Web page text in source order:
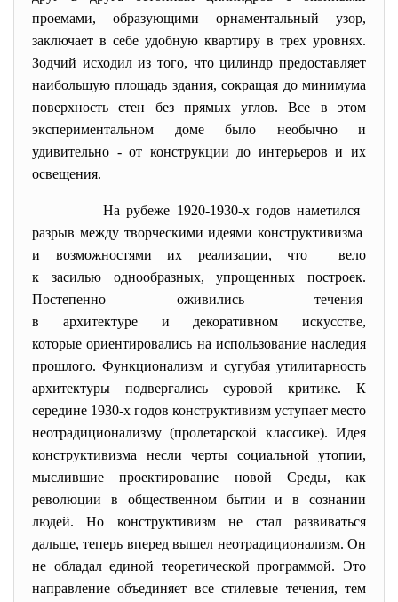
проемами, образующими орнаментальный узор,
заключает в себе удобную квартиру в трех уровнях.
Зодчий исходил из того, что цилиндр предоставляет
наибольшую площадь здания, сокращая до минимума
поверхность стен без прямых углов. Все в этом
экспериментальном доме было необычно и
удивительно - от конструкции до интерьеров и их
освещения.
На рубеже 1920-1930-х годов наметился
разрыв между творческими идеями конструктивизма
и возможностями их реализации, что вело
к засилью однообразных, упрощенных построек.
Постепенно оживились течения
в архитектуре и декоративном искусстве,
которые ориентировались на использование наследия
прошлого. Функционализм и сугубая утилитарность
архитектуры подвергались суровой критике. К
середине 1930-х годов конструктивизм уступает место
неотрадиционализму (пролетарской классике). Идея
конструктивизма несли черты социальной утопии,
мыслившие проектирование новой Среды, как
революции в общественном бытии и в сознании
людей. Но конструктивизм не стал развиваться
дальше, теперь вперед вышел неотрадиционализм. Он
не обладал единой теоретической программой. Это
направление объединяет все стилевые течения, тем